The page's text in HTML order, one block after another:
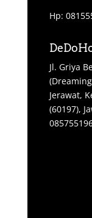
Hp:
Jl. Griya
Jerawat,
(60197),